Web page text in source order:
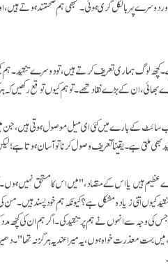
دوسرے پہر بالکل گری ہوئی۔ کبھی ہم صحتمند ہوتے
کچھ لوگ ہماری تعریف کرتے ہیں، تو دوسرے تنقید۔ ہم
ان کے بڑے نقاد تھے۔ تو ہم کیوں توقع رکھیں کہ
ویب سائٹ کے بارے میں کئی ای میل موصول ہوتی ہیں،
بھی ملتی ہے۔ یقیناً تعریف وصول کرنا تو آسان ہوتا
عظیم ہیں یا اس کے متضاد، "میں اس کا مستحق نہیں ہوں۔
کیوں اتنی زیادہ مشکل ہے؟ کیونکہ ہم خود
کی وجہ سے انہوں نے ہم پر تنقید کی۔ اگر ہم ان کی
معذرت خواہ ہوں، یہ میرا عندیہ ہرگز نہ تھا"۔